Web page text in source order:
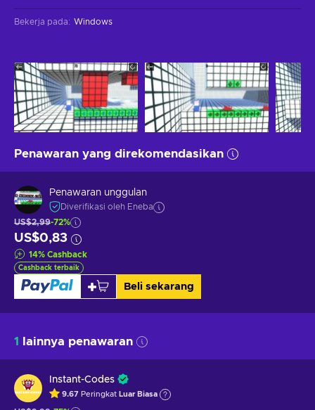
Bekerja pada: Windows
Penawaran yang direkomendasikan
Penawaran unggulan
Diverifikasi oleh Eneba
US$2,99-72%
US$0,83
14% Cashback
Cashback terbaik
Beli sekarang
1 lainnya penawaran
Instant-Codes
9.67 Peringkat Luar Biasa